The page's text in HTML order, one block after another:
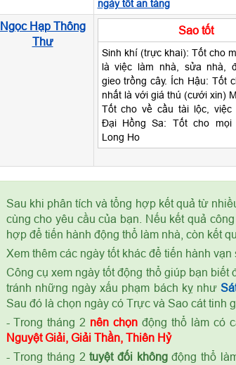
ngày tốt an táng
Ngọc Hạp Thông
Thư
Sao tốt
Sinh khí (trực khai): Tốt cho
là việc làm nhà, sửa nhà,
gieo trồng cây. Ích Hậu: Tốt
nhất là với giá thú (cưới xin)
Tốt cho về cầu tài lộc, việc
Đại Hồng Sa: Tốt cho mọi
Long Ho
Sau khi phân tích và tổng hợp kết quả từ
cùng cho yêu cầu của bạn. Nếu kết quả
hợp để tiến hành động thổ làm nhà, còn kết
Xem thêm các ngày tốt khác để tiến hành vạn
Công cụ xem ngày tốt động thổ giúp bạn
tránh những ngày xấu phạm bách kỵ như
Sau đó là chọn ngày có Trực và Sao cát tinh
- Trong tháng 2 nên chọn động thổ làm có
Nguyệt Giải, Giải Thần, Thiên Hỷ
- Trong tháng 2tuyệt đối khôngđộng thổ